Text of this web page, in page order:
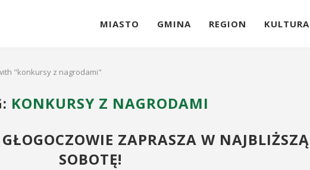
MIASTO GMINA REGION KULTURA
"konkursy z nagrodami"
KONKURSY Z NAGRODAMI
ZAPRASZA W NAJBLIŻSZĄ
SOBOTĘ!